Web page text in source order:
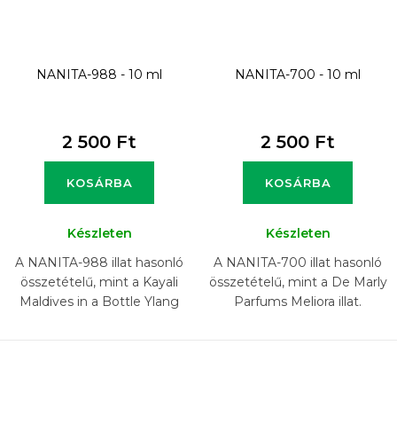
NANITA-988 - 10 ml
2 500 Ft
KOSÁRBA
Készleten
A NANITA-988 illat hasonló
összetételű, mint a Kayali
Maldives in a Bottle Ylang
NANITA-700 - 10 ml
2 500 Ft
KOSÁRBA
Készleten
A NANITA-700 illat hasonló
összetételű, mint a De Marly
Parfums Meliora illat.